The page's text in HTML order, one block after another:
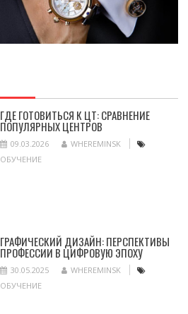
ГДЕ ГОТОВИТЬСЯ К ЦТ: СРАВНЕНИЕ
ПОПУЛЯРНЫХ ЦЕНТРОВ
09.03.2026
WHEREMINSK
ОБУЧЕНИЕ
ГРАФИЧЕСКИЙ ДИЗАЙН: ПЕРСПЕКТИВЫ
ПРОФЕССИИ В ЦИФРОВУЮ ЭПОХУ
30.05.2025
WHEREMINSK
ОБУЧЕНИЕ